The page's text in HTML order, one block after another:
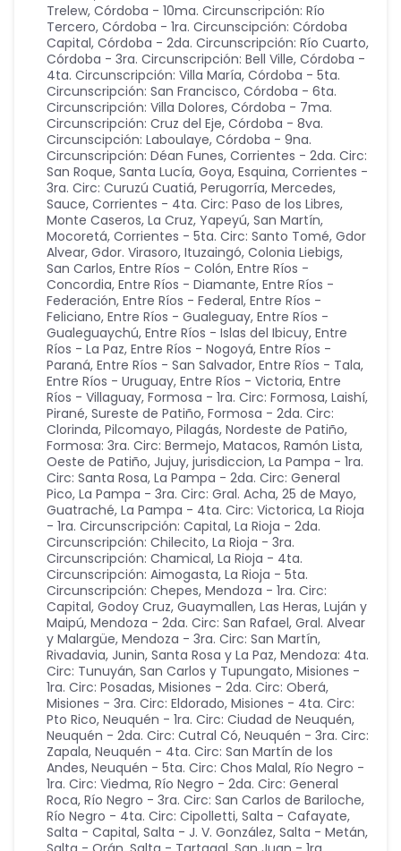
Trelew, Córdoba - 10ma. Circunscripción: Río
Tercero, Córdoba - 1ra. Circunscipción: Córdoba
Capital, Córdoba - 2da. Circunscripción: Río Cuarto,
Córdoba - 3ra. Circunscripción: Bell Ville, Córdoba -
4ta. Circunscripción: Villa María, Córdoba - 5ta.
Circunscripción: San Francisco, Córdoba - 6ta.
Circunscripción: Villa Dolores, Córdoba - 7ma.
Circunscripción: Cruz del Eje, Córdoba - 8va.
Circunscipción: Laboulaye, Córdoba - 9na.
Circunscripción: Déan Funes, Corrientes - 2da. Circ:
San Roque, Santa Lucía, Goya, Esquina, Corrientes -
3ra. Circ: Curuzú Cuatiá, Perugorría, Mercedes,
Sauce, Corrientes - 4ta. Circ: Paso de los Libres,
Monte Caseros, La Cruz, Yapeyú, San Martín,
Mocoretá, Corrientes - 5ta. Circ: Santo Tomé, Gdor
Alvear, Gdor. Virasoro, Ituzaingó, Colonia Liebigs,
San Carlos, Entre Ríos - Colón, Entre Ríos -
Concordia, Entre Ríos - Diamante, Entre Ríos -
Federación, Entre Ríos - Federal, Entre Ríos -
Feliciano, Entre Ríos - Gualeguay, Entre Ríos -
Gualeguaychú, Entre Ríos - Islas del Ibicuy, Entre
Ríos - La Paz, Entre Ríos - Nogoyá, Entre Ríos -
Paraná, Entre Ríos - San Salvador, Entre Ríos - Tala,
Entre Ríos - Uruguay, Entre Ríos - Victoria, Entre
Ríos - Villaguay, Formosa - 1ra. Circ: Formosa, Laishí,
Pirané, Sureste de Patiño, Formosa - 2da. Circ:
Clorinda, Pilcomayo, Pilagás, Nordeste de Patiño,
Formosa: 3ra. Circ: Bermejo, Matacos, Ramón Lista,
Oeste de Patiño, Jujuy, jurisdiccion, La Pampa - 1ra.
Circ: Santa Rosa, La Pampa - 2da. Circ: General
Pico, La Pampa - 3ra. Circ: Gral. Acha, 25 de Mayo,
Guatraché, La Pampa - 4ta. Circ: Victorica, La Rioja
- 1ra. Circunscripción: Capital, La Rioja - 2da.
Circunscripción: Chilecito, La Rioja - 3ra.
Circunscripción: Chamical, La Rioja - 4ta.
Circunscripción: Aimogasta, La Rioja - 5ta.
Circunscripción: Chepes, Mendoza - 1ra. Circ:
Capital, Godoy Cruz, Guaymallen, Las Heras, Luján y
Maipú, Mendoza - 2da. Circ: San Rafael, Gral. Alvear
y Malargüe, Mendoza - 3ra. Circ: San Martín,
Rivadavia, Junin, Santa Rosa y La Paz, Mendoza: 4ta.
Circ: Tunuyán, San Carlos y Tupungato, Misiones -
1ra. Circ: Posadas, Misiones - 2da. Circ: Oberá,
Misiones - 3ra. Circ: Eldorado, Misiones - 4ta. Circ:
Pto Rico, Neuquén - 1ra. Circ: Ciudad de Neuquén,
Neuquén - 2da. Circ: Cutral Có, Neuquén - 3ra. Circ:
Zapala, Neuquén - 4ta. Circ: San Martín de los
Andes, Neuquén - 5ta. Circ: Chos Malal, Río Negro -
1ra. Circ: Viedma, Río Negro - 2da. Circ: General
Roca, Río Negro - 3ra. Circ: San Carlos de Bariloche,
Río Negro - 4ta. Circ: Cipolletti, Salta - Cafayate,
Salta - Capital, Salta - J. V. González, Salta - Metán,